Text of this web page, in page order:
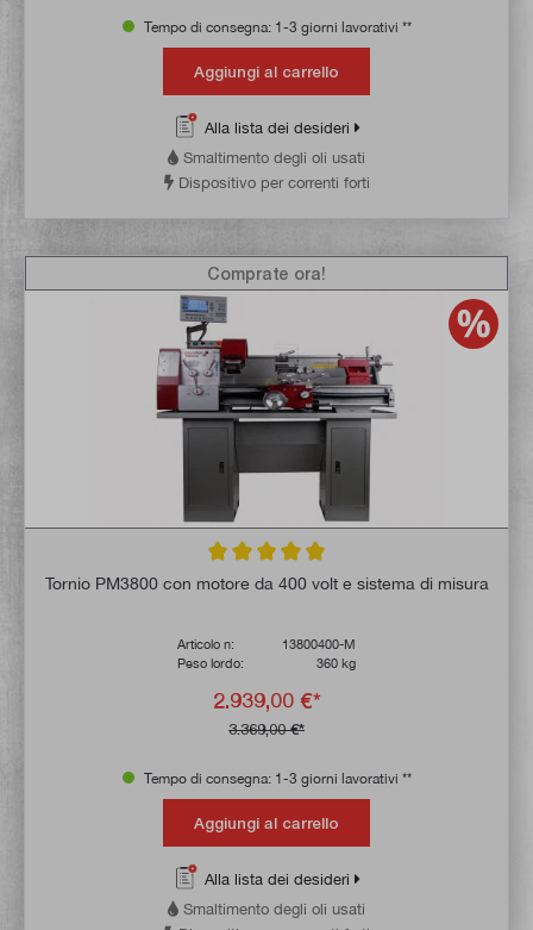
Tempo di consegna: 1-3 giorni lavorativi **
Aggiungi al carrello
Alla lista dei desideri
Smaltimento degli oli usati
Dispositivo per correnti forti
Valutazione media di 4.9 su 5 stelle
Tornio PM3800 con motore da 400 volt e sistema di misura
Articolo n:
13800400-M
Peso lordo:
360 kg
2.939,00 €*
3.369,00 €*
Comprate ora!
Tempo di consegna: 1-3 giorni lavorativi **
Aggiungi al carrello
Alla lista dei desideri
Smaltimento degli oli usati